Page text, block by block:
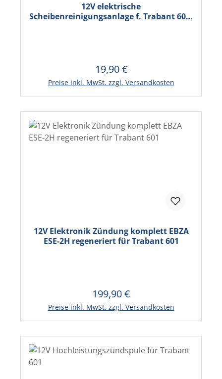
12V elektrische
Scheibenreinigungsanlage f. Trabant 601,
Regulärer Preis:
19,90 €
Preise inkl. MwSt. zzgl. Versandkosten
In den Warenkorb
12V Elektronik Zündung komplett EBZA
ESE-2H regeneriert für Trabant 601
Regulärer Preis:
199,90 €
Preise inkl. MwSt. zzgl. Versandkosten
In den Warenkorb